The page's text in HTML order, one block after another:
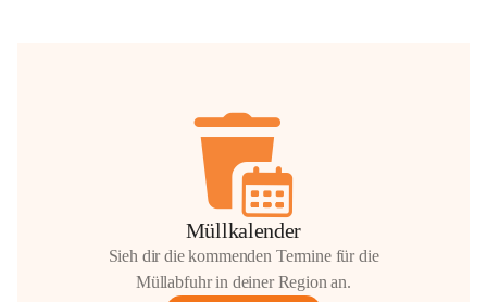
Müllkalender
Sieh dir die kommenden Termine für die
Müllabfuhr in deiner Region an.